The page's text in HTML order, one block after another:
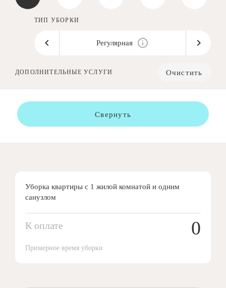
ТИП УБОРКИ
Регулярная
ДОПОЛНИТЕЛЬНЫЕ УСЛУГИ Очистить
Свернуть
Уборка квартиры с 1 жилой комнатой и одним
санузлом
К оплате 0
Примерное время уборки